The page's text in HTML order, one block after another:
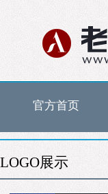
官方首页
LOGO展示